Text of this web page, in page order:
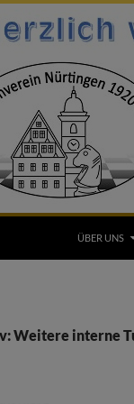
ÜBER UNS
Weitere interne